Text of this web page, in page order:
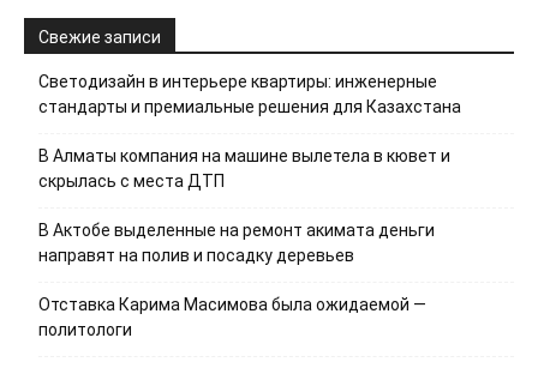
Свежие записи
Светодизайн в интерьере квартиры: инженерные
стандарты и премиальные решения для Казахстана
В Алматы компания на машине вылетела в кювет и
скрылась с места ДТП
В Актобе выделенные на ремонт акимата деньги
направят на полив и посадку деревьев
Отставка Карима Масимова была ожидаемой —
политологи